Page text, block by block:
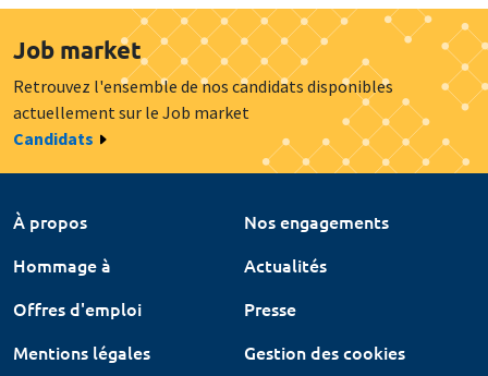
Job market
Retrouvez l'ensemble de nos candidats disponibles
actuellement sur le Job market
Candidats
À propos
Nos engagements
Hommage à
Actualités
Offres d'emploi
Presse
Mentions légales
Gestion des cookies